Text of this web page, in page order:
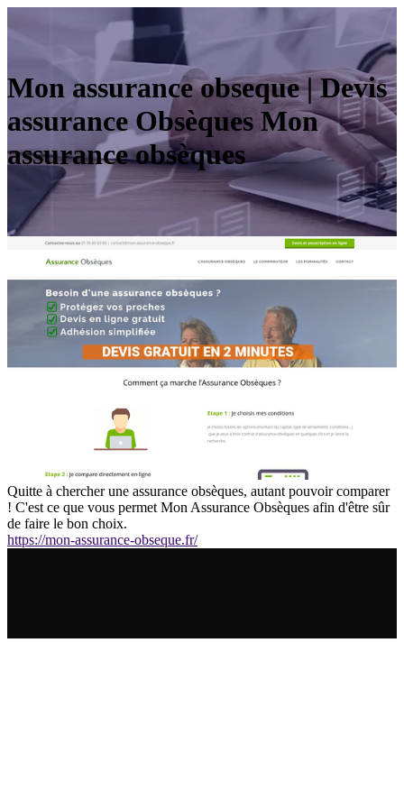
Mon assurance obseque | Devis
assurance Obsèques Mon
assurance obsèques
Quitte à chercher une assurance obsèques, autant pouvoir comparer
! C'est ce que vous permet Mon Assurance Obsèques afin d'être sûr
de faire le bon choix.
https://mon-assurance-obseque.fr/